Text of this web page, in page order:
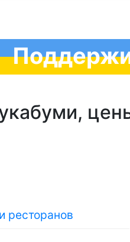
ресторанов